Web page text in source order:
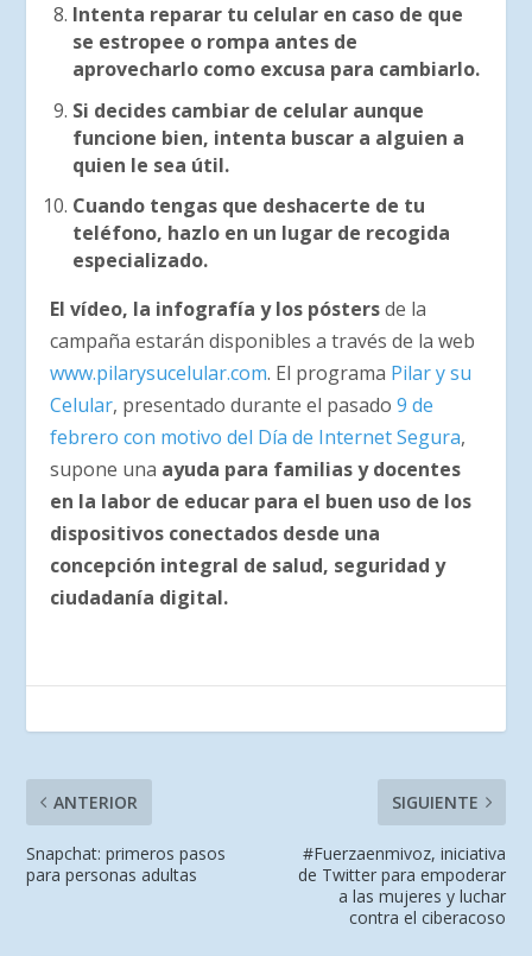
Intenta reparar tu celular en caso de que
se estropee o rompa antes de
aprovecharlo como excusa para cambiarlo.
Si decides cambiar de celular aunque
funcione bien, intenta buscar a alguien a
quien le sea útil.
Cuando tengas que deshacerte de tu
teléfono, hazlo en un lugar de recogida
especializado.
El vídeo, la infografía y los póstersde la
campaña estarán disponibles a través de la web
www.pilarysucelular.com. El programa Pilar y su
Celular, presentado durante el pasado 9 de
febrero con motivo del Día de Internet Segura,
supone una ayuda para familias y docentes
en la labor de educar para el buen uso de los
dispositivos conectados desde una
concepción integral de salud, seguridad y
ciudadanía digital.
ANTERIOR
Snapchat: primeros pasos
para personas adultas
SIGUIENTE
#Fuerzaenmivoz, iniciativa
de Twitter para empoderar
a las mujeres y luchar
contra el ciberacoso